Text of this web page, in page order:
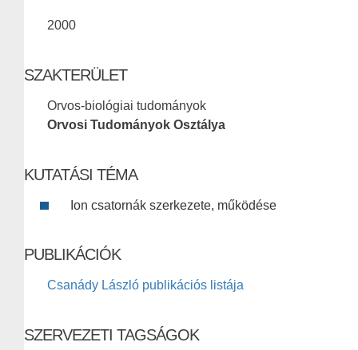
2000
SZAKTERÜLET
Orvos-biológiai tudományok
Orvosi Tudományok Osztálya
KUTATÁSI TÉMA
Ion csatornák szerkezete, működése
PUBLIKÁCIÓK
Csanády László publikációs listája
SZERVEZETI TAGSÁGOK